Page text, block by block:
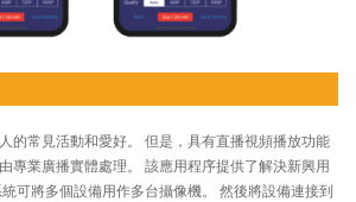
的常見活動和愛好。 但是，具有直播視頻播放功能
專業廣播實體處理。 該應用程序提供了解決新興用
可將多個設備用作多台攝像機。 然後將設備連接到